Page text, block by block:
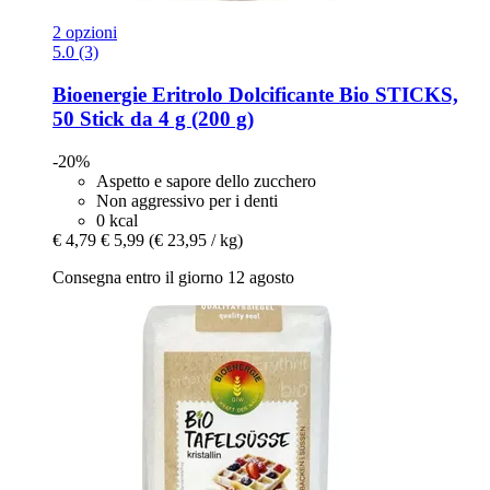
2 opzioni
5.0 (3)
Bioenergie Eritrolo Dolcificante Bio STICKS,
50 Stick da 4 g (200 g)
-20%
Aspetto e sapore dello zucchero
Non aggressivo per i denti
0 kcal
€ 4,79 € 5,99 (€ 23,95 / kg)
Consegna entro il giorno 12 agosto